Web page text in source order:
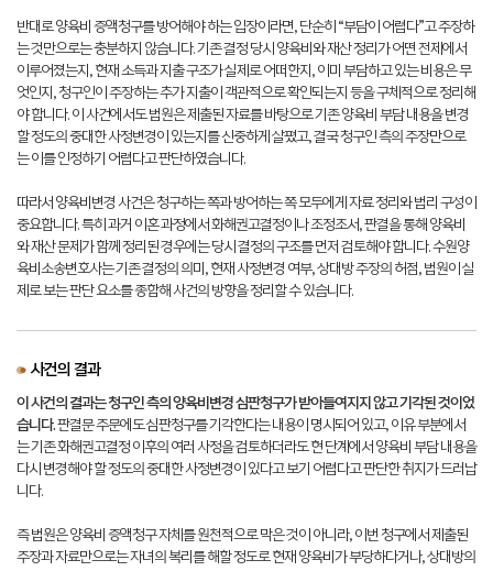
반대로 양육비 증액청구를 방어해야 하는 입장이라면, 단순히 “부담이 어렵다”고 주장하
는 것만으로는 충분하지 않습니다. 기존 결정 당시 양육비와 재산 정리가 어떤 전제에서
이루어졌는지, 현재 소득과 지출 구조가 실제로 어떠한지, 이미 부담하고 있는 비용은 무
엇인지, 청구인이 주장하는 추가 지출이 객관적으로 확인되는지 등을 구체적으로 정리해
야 합니다. 이 사건에서도 법원은 제출된 자료를 바탕으로 기존 양육비 부담 내용을 변경
할 정도의 중대한 사정변경이 있는지를 신중하게 살폈고, 결국 청구인 측의 주장만으로
는 이를 인정하기 어렵다고 판단하였습니다.
따라서 양육비변경 사건은 청구하는 쪽과 방어하는 쪽 모두에게 자료 정리와 법리 구성이
중요합니다. 특히 과거 이혼 과정에서 화해권고결정이나 조정조서, 판결을 통해 양육비
와 재산 문제가 함께 정리된 경우에는 당시 결정의 구조를 먼저 검토해야 합니다. 수원양
육비소송변호사는 기존 결정의 의미, 현재 사정변경 여부, 상대방 주장의 허점, 법원이 실
제로 보는 판단 요소를 종합해 사건의 방향을 정리할 수 있습니다.
사건의 결과
이 사건의 결과는 청구인 측의 양육비변경 심판청구가 받아들여지지 않고 기각된 것이었
습니다.판결문 주문에도 심판청구를 기각한다는 내용이 명시되어 있고, 이유 부분에서
는 기존 화해권고결정 이후의 여러 사정을 검토하더라도 현 단계에서 양육비 부담 내용을
다시 변경해야 할 정도의 중대한 사정변경이 있다고 보기 어렵다고 판단한 취지가 드러납
니다.
즉 법원은 양육비 증액청구 자체를 원천적으로 막은 것이 아니라, 이번 청구에서 제출된
주장과 자료만으로는 자녀의 복리를 해할 정도로 현재 양육비가 부당하다거나, 상대방의